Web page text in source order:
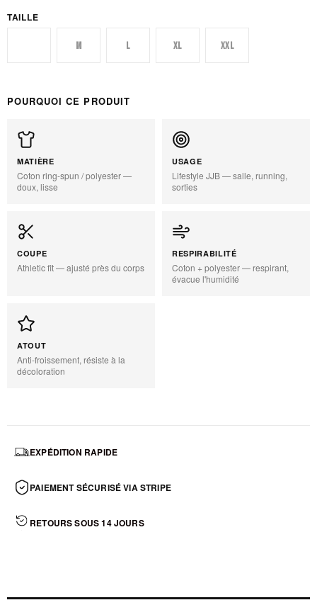
TAILLE
M L XL XXL
POURQUOI CE PRODUIT
MATIÈRE
Coton ring-spun / polyester —
doux, lisse
USAGE
Lifestyle JJB — salle, running,
sorties
COUPE
Athletic fit — ajusté près du corps
RESPIRABILITÉ
Coton + polyester — respirant,
évacue l'humidité
ATOUT
Anti-froissement, résiste à la
décoloration
EXPÉDITION RAPIDE
PAIEMENT SÉCURISÉ VIA STRIPE
RETOURS SOUS 14 JOURS